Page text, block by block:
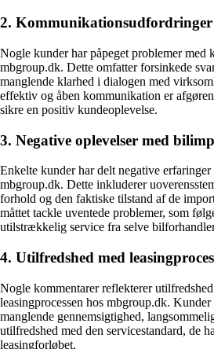
2. Kommunikationsudfordringer
Nogle kunder har påpeget problemer med
mbgroup.dk. Dette omfatter forsinkede
manglende klarhed i dialogen med
effektiv og åben kommunikation er
sikre en positiv kundeoplevelse.
3. Negative oplevelser med
Enkelte kunder har delt negative
mbgroup.dk. Dette inkluderer
forhold og den faktiske tilstand af de
måttet tackle uventede problemer, som
utilstrækkelig service fra selve
4. Utilfredshed med
Nogle kommentarer reflekterer
leasingprocessen hos mbgroup.dk.
manglende gennemsigtighed,
utilfredshed med den servicestandard, de
leasingforløbet.